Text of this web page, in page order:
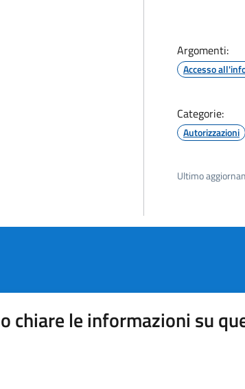
Argomenti:
Accesso
Categorie:
Autorizzazioni
Ultimo
chiare le informazioni su